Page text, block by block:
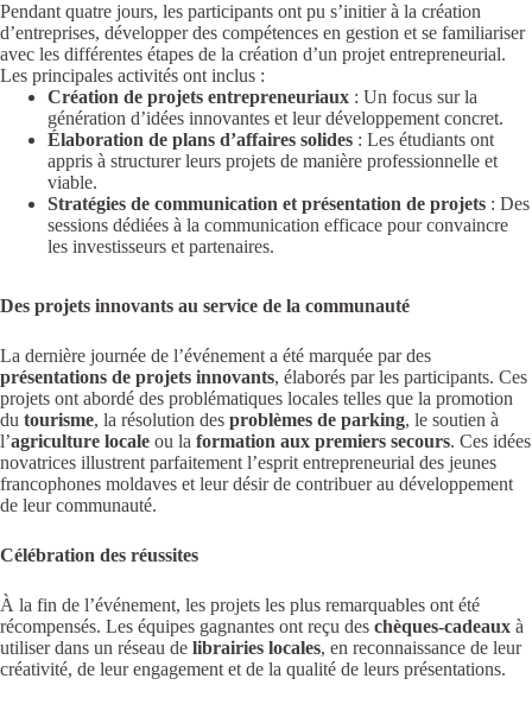
Pendant quatre jours, les participants ont pu s’initier à la création
d’entreprises, développer des compétences en gestion et se familiariser
avec les différentes étapes de la création d’un projet entrepreneurial.
Les principales activités ont inclus :
Création de projets entrepreneuriaux : Un focus sur la
génération d’idées innovantes et leur développement concret.
Élaboration de plans d’affaires solides : Les étudiants ont
appris à structurer leurs projets de manière professionnelle et
viable.
Stratégies de communication et présentation de projets : Des
sessions dédiées à la communication efficace pour convaincre
les investisseurs et partenaires.
Des projets innovants au service de la communauté
La dernière journée de l’événement a été marquée par des
présentations de projets innovants, élaborés par les participants. Ces
projets ont abordé des problématiques locales telles que la promotion
du tourisme, la résolution des problèmes de parking, le soutien à
l’agriculture locale ou la formation aux premiers secours. Ces idées
novatrices illustrent parfaitement l’esprit entrepreneurial des jeunes
francophones moldaves et leur désir de contribuer au développement
de leur communauté.
Célébration des réussites
À la fin de l’événement, les projets les plus remarquables ont été
récompensés. Les équipes gagnantes ont reçu des chèques-cadeaux à
utiliser dans un réseau de librairies locales, en reconnaissance de leur
créativité, de leur engagement et de la qualité de leurs présentations.